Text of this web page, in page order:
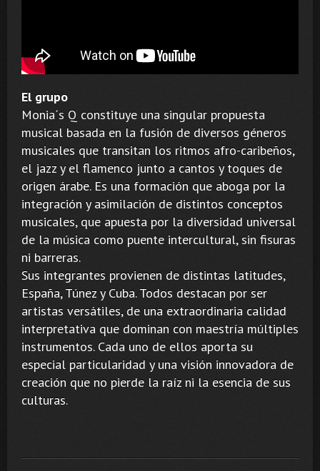
El grupo
Monia´s Q constituye una singular propuesta
musical basada en la fusión de diversos géneros
musicales que transitan los ritmos afro-caribeños,
el jazz y el flamenco junto a cantos y toques de
origen árabe. Es una formación que aboga por la
integración y asimilación de distintos conceptos
musicales, que apuesta por la diversidad universal
de la música como puente intercultural, sin fisuras
ni barreras.
Sus integrantes provienen de distintas latitudes,
España, Túnez y Cuba. Todos destacan por ser
artistas versátiles, de una extraordinaria calidad
interpretativa que dominan con maestría múltiples
instrumentos. Cada uno de ellos aporta su
especial particularidad y una visión innovadora de
creación que no pierde la raíz ni la esencia de sus
culturas.